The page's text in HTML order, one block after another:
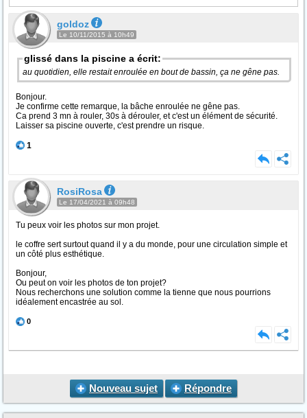
goldoz
Le 10/11/2015 à 10h49
glissé dans la piscine a écrit:
au quotidien, elle restait enroulée en bout de bassin, ça ne gêne pas.
Bonjour.
Je confirme cette remarque, la bâche enroulée ne gêne pas.
Ca prend 3 mn à rouler, 30s à dérouler, et c'est un élément de sécurité.
Laisser sa piscine ouverte, c'est prendre un risque.
1
RosiRosa
Le 17/04/2021 à 09h48
Tu peux voir les photos sur mon projet.
le coffre sert surtout quand il y a du monde, pour une circulation simple et
un côté plus esthétique.
Bonjour,
Ou peut on voir les photos de ton projet?
Nous recherchons une solution comme la tienne que nous pourrions
idéalement encastrée au sol.
0
Nouveau sujet Répondre